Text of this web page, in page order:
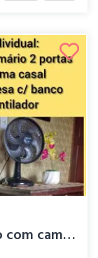
Uma Vaga de Quarto Mobiliado com cama de...